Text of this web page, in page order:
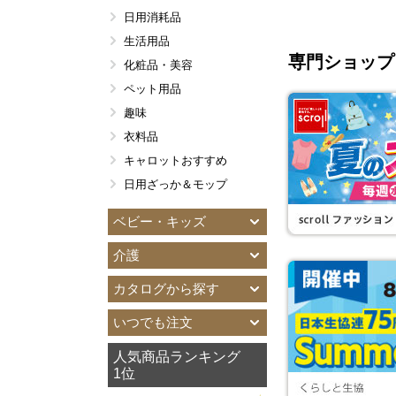
専門ショップ
お酒
お弁当作りに便利
菓子などの翌々週配達品
食物アレルギー配慮食品
日用消耗品
生活用品
化粧品・美容
ペット用品
趣味
衣料品
キャロットおすすめ
日用ざっか＆モップ
ベビー・キッズ
介護
カタログから探す
いつでも注文
人気商品ランキング
1位